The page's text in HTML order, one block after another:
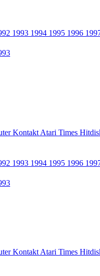
1993 1994 1995 1996
Kontakt Atari Times
1993 1994 1995 1996
Kontakt Atari Times